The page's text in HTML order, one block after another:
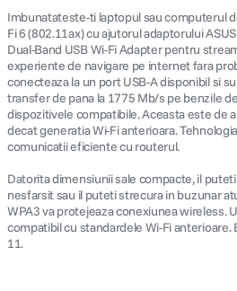
Imbunatateste-ti laptopul sau computerul
Fi 6 (802.11ax) cu ajutorul adaptorului
Dual-Band USB Wi-Fi Adapter pentru
experiente de navigare pe internet fara
conecteaza la un port USB-A disponibil si
transfer de pana la 1775 Mb/s pe benzile
dispozitivele compatibile. Aceasta este de
decat generatia Wi-Fi anterioara.
comunicatii eficiente cu routerul.
Datorita dimensiunii sale compacte, il
nesfarsit sau il puteti strecura in buzunar
WPA3 va protejeaza conexiunea wireless.
compatibil cu standardele Wi-Fi
11.